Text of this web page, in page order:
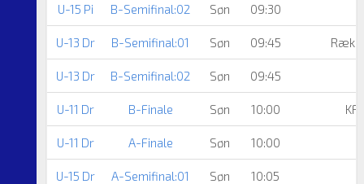
U-15 Pi B-Semifinal:02 Søn 09:30
U-13 Dr B-Semifinal:01 Søn 09:45
U-13 Dr B-Semifinal:02 Søn 09:45
U-11 Dr B-Finale Søn 10:00
U-11 Dr A-Finale Søn 10:00
U-15 Dr A-Semifinal:01 Søn 10:05